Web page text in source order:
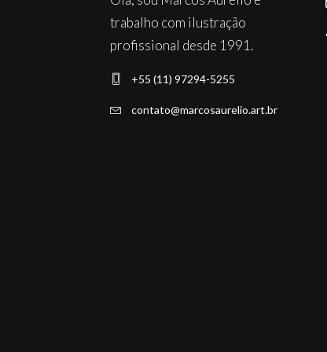
trabalho com ilustração
profissional desde 1991.
+55 (11) 97294-5255
contato@marcosaurelio.art.br